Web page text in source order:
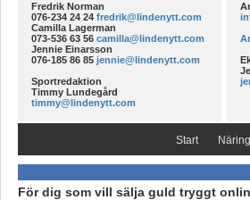
Fredrik Norman
076-234 24 24 fredrik@lindenytt.com
Camilla Lagerman
073-536 63 56 camilla@lindenytt.com
Jennie Einarsson
076-185 86 85 jennie@lindenytt.com
Sportredaktion
Timmy Lundegård
timmy@lindenytt.com
Start
För dig som vill sälja guld tryggt